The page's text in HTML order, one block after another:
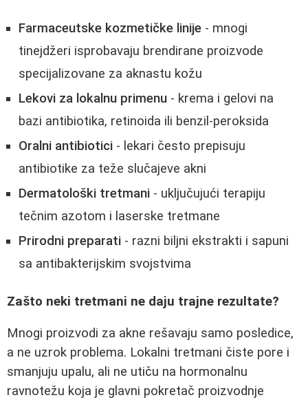
Farmaceutske kozmetičke linije - mnogi
tinejdžeri isprobavaju brendirane proizvode
specijalizovane za aknastu kožu
Lekovi za lokalnu primenu - krema i gelovi na
bazi antibiotika, retinoida ili benzil-peroksida
Oralni antibiotici - lekari često prepisuju
antibiotike za teže slučajeve akni
Dermatološki tretmani - uključujući terapiju
tečnim azotom i laserske tretmane
Prirodni preparati - razni biljni ekstrakti i sapuni
sa antibakterijskim svojstvima
Zašto neki tretmani ne daju trajne rezultate?
Mnogi proizvodi za akne rešavaju samo posledice,
a ne uzrok problema. Lokalni tretmani čiste pore i
smanjuju upalu, ali ne utiču na hormonalnu
ravnotežu koja je glavni pokretač proizvodnje